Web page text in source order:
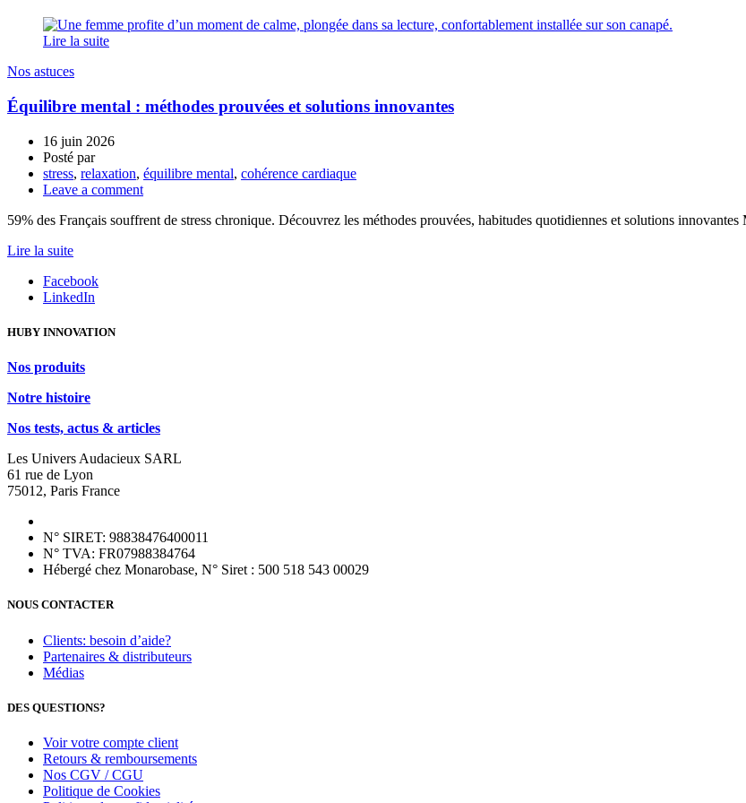
Lire la suite
Nos astuces
Équilibre mental : méthodes prouvées et solutions innovantes
16 juin 2026
Posté par
stress, relaxation, équilibre mental, cohérence cardiaque
Leave a comment
59% des Français souffrent de stress chronique. Découvrez les méthodes prouvées, habitudes quotidiennes et solutions
Lire la suite
Facebook
LinkedIn
HUBY INNOVATION
Nos produits
Notre histoire
Nos tests, actus & articles
Les Univers Audacieux SARL
61 rue de Lyon
75012, Paris France
N° SIRET: 98838476400011
N° TVA: FR07988384764
Hébergé chez Monarobase, N° Siret : 500 518 543 00029
NOUS CONTACTER
Clients: besoin d’aide?
Partenaires & distributeurs
Médias
DES QUESTIONS?
Voir votre compte client
Retours & remboursements
Nos CGV / CGU
Politique de Cookies